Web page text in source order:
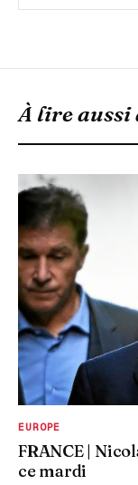
À lire aussi
EUROPE
FRANCE |
ce mardi